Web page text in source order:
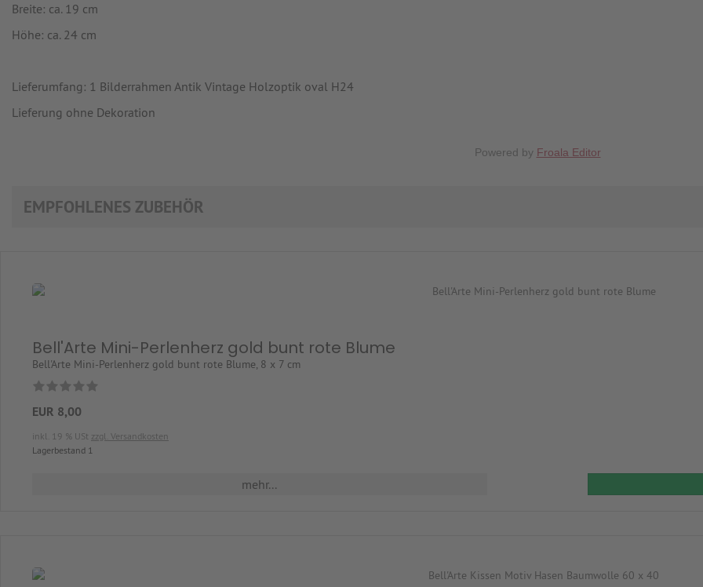
Breite: ca. 19 cm
Höhe: ca. 24 cm
Lieferumfang: 1 Bilderrahmen Antik Vintage Holzoptik oval H24
Lieferung ohne Dekoration
Powered by Froala Editor
EMPFOHLENES ZUBEHÖR
Bell'Arte Mini-Perlenherz gold bunt rote Blume
Bell'Arte Mini-Perlenherz gold bunt rote Blume, 8 x 7 cm
EUR 8,00
inkl. 19 % USt zzgl. Versandkosten
Lagerbestand 1
mehr...